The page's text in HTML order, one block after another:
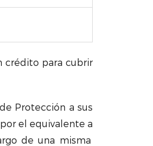
crédito para cubrir
Protección a sus
el equivalente a
de una misma